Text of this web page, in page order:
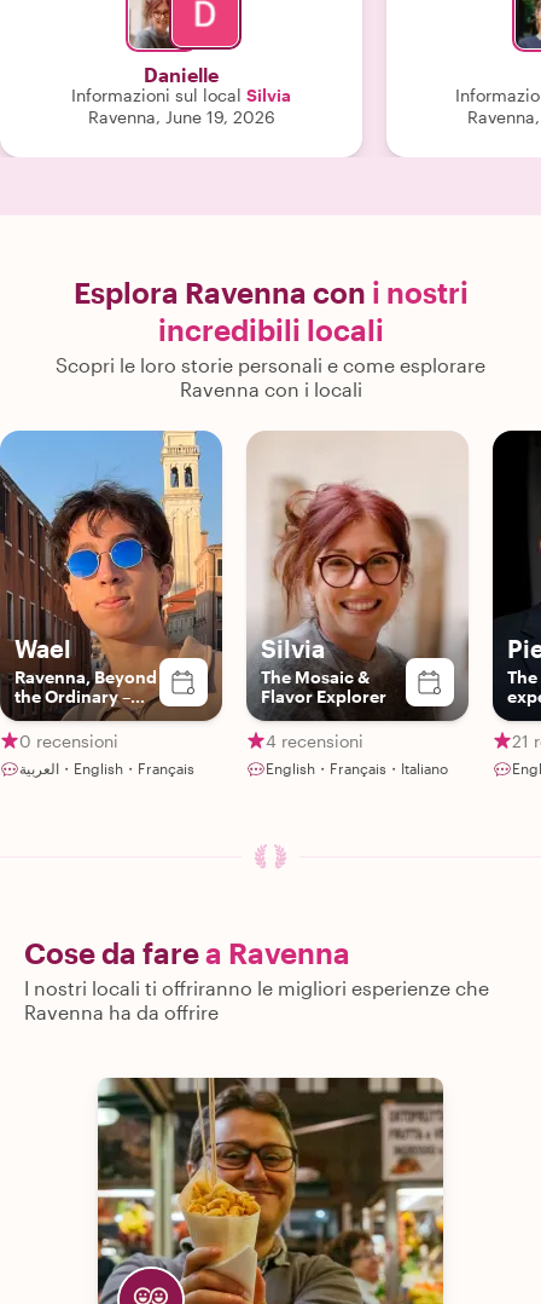
Danielle
Informazioni sul local Silvia
Ravenna, June 19, 2026
Esplora Ravenna con i nostri
incredibili locali
Scopri le loro storie personali e come esplorare
Ravenna con i locali
Wael
Ravenna, Beyond
the Ordinary –
with Wael!
0 recensioni
العربية・English・Français
Silvia
The Mosaic &
Flavor Explorer
4 recensioni
English・Français・Italiano
The
21
Cose da farea Ravenna
I nostri locali ti offriranno le migliori esperienze che
Ravenna ha da offrire